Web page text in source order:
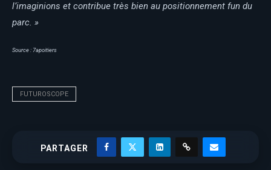
l’imaginions et contribue très bien au positionnement fun du
parc. »
Source : 7apoitiers
FUTUROSCOPE
PARTAGER